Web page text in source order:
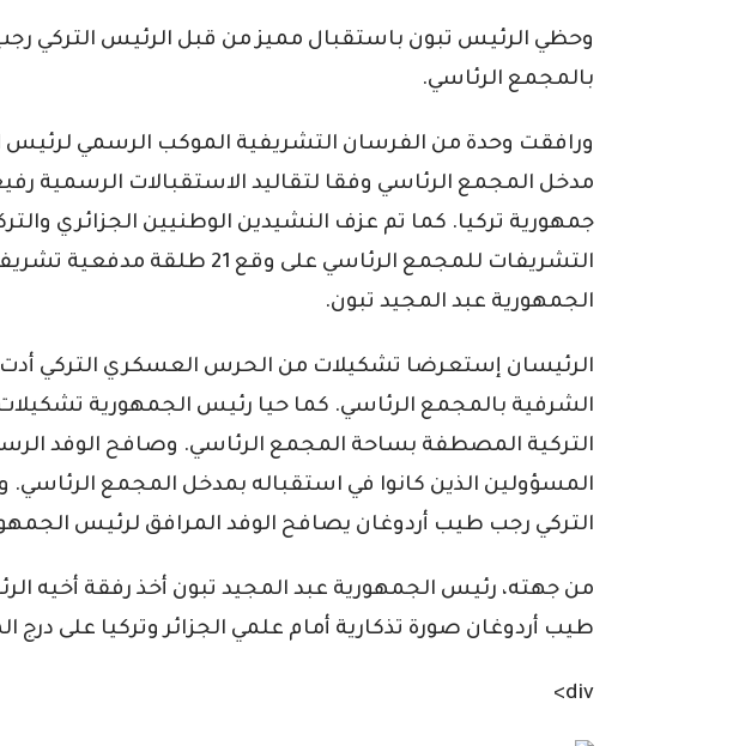
وحظي الرئيس تبون باستقبال مميز من قبل الرئيس التركي
بالمجمع الرئاسي.
ورافقت وحدة من الفرسان التشريفية الموكب الرسمي لرئيس
مدخل المجمع الرئاسي وفقا لتقاليد الاستقبالات الرسمية
جمهورية تركيا. كما تم عزف النشيدين الوطنيين الجزائري
التشريفات للمجمع الرئاسي على وقع 21
الجمهورية عبد المجيد تبون.
الرئيسان إستعرضا تشكيلات من الحرس العسكري التركي أدت
الشرفية بالمجمع الرئاسي. كما حيا رئيس الجمهورية
التركية المصطفة بساحة المجمع الرئاسي. وصافح الوفد
المسؤولين الذين كانوا في استقباله بمدخل المجمع الرئاسي.
التركي رجب طيب أردوغان يصافح الوفد المرافق لرئيس
من جهته، رئيس الجمهورية عبد المجيد تبون أخذ رفقة أخيه
طيب أردوغان صورة تذكارية أمام علمي الجزائر وتركيا على درج
div>